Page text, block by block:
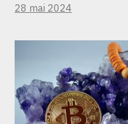
28 mai 2024